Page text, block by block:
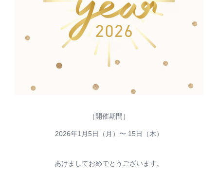
［開催期間］
2026年1月5日（月）〜 15日（木）
あけましておめでとうございます。